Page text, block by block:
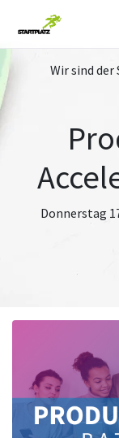
Wir sind der
Donnerstag